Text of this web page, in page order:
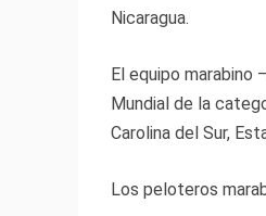
Nicaragua.
El equipo marabino
Mundial de la
Carolina del Sur,
Los peloteros